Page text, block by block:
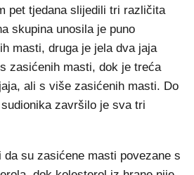
pet tjedana slijedili tri različita
skupina unosila je puno
masti, druga je jela dva jaja
zasićenih masti, dok je treća
ali s više zasićenih masti. Do
završilo je sva tri
da su zasićene masti povezane s